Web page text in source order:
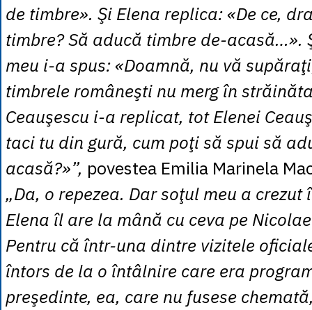
de timbre». Şi Elena replica: «De ce,
timbre? Să aducă timbre de-acasă…».
meu i-a spus: «Doamnă, nu vă
timbrele româneşti nu merg în
Ceauşescu i-a replicat, tot Elenei
taci tu din gură, cum poţi să spui să
acasă?»”, povestea Emilia Marinela
„Da, o repezea. Dar soţul meu a
Elena îl are la mână cu ceva pe
Pentru că într-una dintre vizitele
întors de la o întâlnire care era
preşedinte, ea, care nu fusese